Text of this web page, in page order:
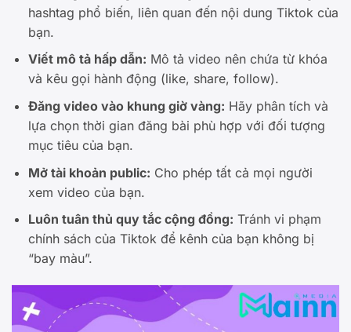
hashtag phổ biến, liên quan đến nội dung Tiktok của
bạn.
Viết mô tả hấp dẫn: Mô tả video nên chứa từ khóa
và kêu gọi hành động (like, share, follow).
Đăng video vào khung giờ vàng: Hãy phân tích và
lựa chọn thời gian đăng bài phù hợp với đối tượng
mục tiêu của bạn.
Mở tài khoản public: Cho phép tất cả mọi người
xem video của bạn.
Luôn tuân thủ quy tắc cộng đồng: Tránh vi phạm
chính sách của Tiktok để kênh của bạn không bị
“bay màu”.